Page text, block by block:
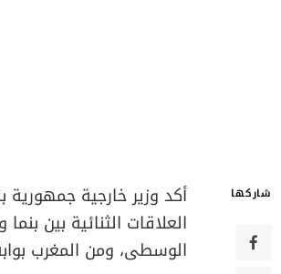
شاركها أكد وزير خارجية جمهورية
العلاقات الثنائية بين
الوسطى، ومن المغرب